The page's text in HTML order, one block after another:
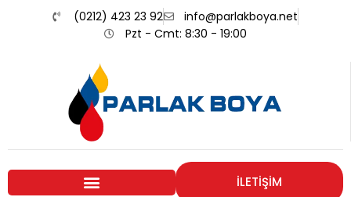
(0212) 423 23 92
info@parlakboya.net
Pzt - Cmt: 8:30 - 19:00
İLETİŞİM